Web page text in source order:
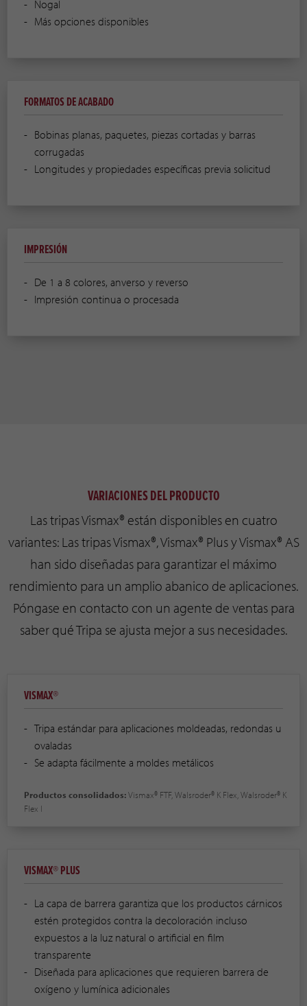
Nogal
Más opciones disponibles
FORMATOS DE ACABADO
Bobinas planas, paquetes, piezas cortadas y barras
corrugadas
Longitudes y propiedades específicas previa solicitud
IMPRESIÓN
De 1 a 8 colores, anverso y reverso
Impresión continua o procesada
VARIACIONES DEL PRODUCTO
Las tripas Vismax® están disponibles en cuatro
variantes: Las tripas Vismax®, Vismax® Plus y Vismax® AS
han sido diseñadas para garantizar el máximo
rendimiento para un amplio abanico de aplicaciones.
Póngase en contacto con un agente de ventas para
saber qué Tripa se ajusta mejor a sus necesidades.
VISMAX®
Tripa estándar para aplicaciones moldeadas, redondas u
ovaladas
Se adapta fácilmente a moldes metálicos
Productos consolidados:Vismax® FTF, Walsroder® K Flex, Walsroder® K
Flex I
VISMAX® PLUS
La capa de barrera garantiza que los productos cárnicos
estén protegidos contra la decoloración incluso
expuestos a la luz natural o artificial en film
transparente
Diseñada para aplicaciones que requieren barrera de
oxígeno y lumínica adicionales